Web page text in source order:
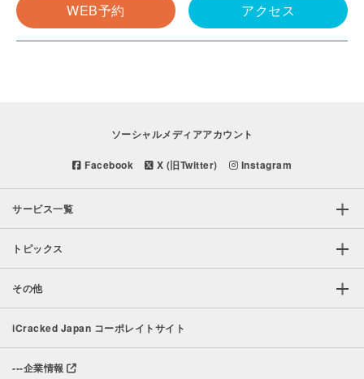
WEB予約 アクセス
ソーシャルメディアアカウント
Facebook X (旧Twitter) Instagram
サービス一覧
トピックス
その他
iCracked Japan コーポレイトサイト
---企業情報